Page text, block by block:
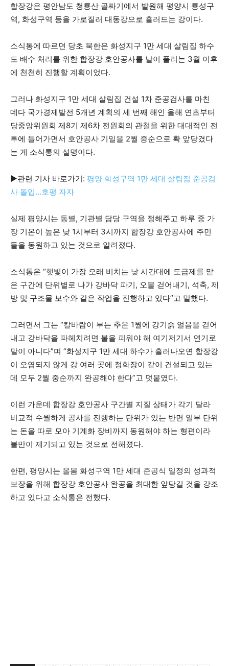
합장강은 평안남도 청룡산 골짜기에서 발원해 평양시 룡성구
역, 화성구역 등을 가로질러 대동강으로 흘러드는 강이다.
소식통에 따르면 당초 북한은 화성지구 1만 세대 살림집 하수
도 배수 처리를 위한 합장강 호안공사를 날이 풀리는 3월 이후
에 천천히 진행할 계획이었다.
그러나 화성지구 1만 세대 살림집 건설 1차 준공검사를 마친
데다 국가경제발전 5개년 계획의 세 번째 해인 올해 연초부터
당중앙위원회 제8기 제6차 전원회의 관철을 위한 대대적인 전
투에 들어가면서 호안공사 기일을 2월 중순으로 확 앞당겼다
는 게 소식통의 설명이다.
▶관련 기사 바로가기: 평양 화성구역 1만 세대 살림집 준공검
사 돌입…호평 자자
실제 평양시는 동별, 기관별 담당 구역을 정해주고 하루 중 가
장 기온이 높은 낮 1시부터 3시까지 합장강 호안공사에 주민
들을 동원하고 있는 것으로 알려졌다.
소식통은 “햇빛이 가장 오래 비치는 낮 시간대에 도급제를 맡
은 구간에 단위별로 나가 강바닥 파기, 오물 걷어내기, 석축, 제
방 및 구조물 보수와 같은 작업을 진행하고 있다”고 말했다.
그러면서 그는 “칼바람이 부는 추운 1월에 강기슭 얼음을 걷어
내고 강바닥을 파헤치려면 불을 피워야 해 여기저기서 연기로
말이 아니다”며 “화성지구 1만 세대 하수가 흘러나오면 합장강
이 오염되지 않게 강 여러 곳에 정화장이 같이 건설되고 있는
데 모두 2월 중순까지 완공해야 한다”고 덧붙였다.
이런 가운데 합장강 호안공사 구간별 지질 상태가 각기 달라
비교적 수월하게 공사를 진행하는 단위가 있는 반면 일부 단위
는 돈을 따로 모아 기계화 장비까지 동원해야 하는 형편이라
불만이 제기되고 있는 것으로 전해졌다.
한편, 평양시는 올봄 화성구역 1만 세대 준공식 일정의 성과적
보장을 위해 합장강 호안공사 완공을 최대한 앞당길 것을 강조
하고 있다고 소식통은 전했다.